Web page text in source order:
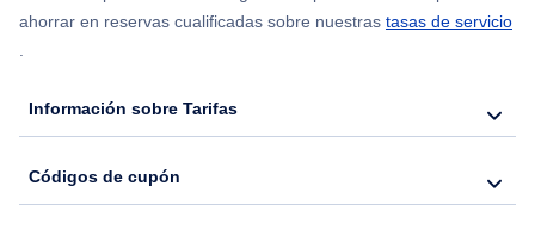
ahorrar en reservas cualificadas sobre nuestras tasas de servicio
.
Información sobre Tarifas
Códigos de cupón